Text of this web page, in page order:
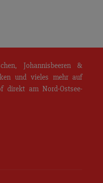
Johannisbeeren &
und vieles mehr auf
direkt am Nord-Ostsee-